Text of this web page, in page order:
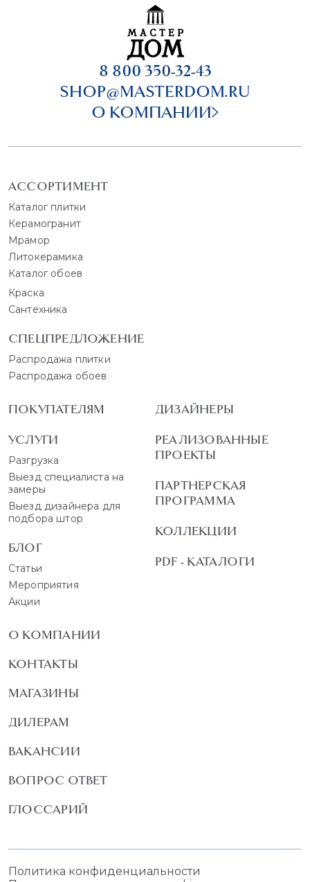
8 800 350-32-43
SHOP@MASTERDOM.RU
О КОМПАНИИ
АССОРТИМЕНТ
Каталог плитки
Керамогранит
Мрамор
Литокерамика
Каталог обоев
Краска
Сантехника
СПЕЦПРЕДЛОЖЕНИЕ
Распродажа плитки
Распродажа обоев
ПОКУПАТЕЛЯМ
УСЛУГИ
Разгрузка
Выезд специалиста на
замеры
Выезд дизайнера для
подбора штор
БЛОГ
Статьи
Мероприятия
Акции
ДИЗАЙНЕРЫ
РЕАЛИЗОВАННЫЕ
ПРОЕКТЫ
ПАРТНЕРСКАЯ
ПРОГРАММА
КОЛЛЕКЦИИ
PDF - КАТАЛОГИ
О КОМПАНИИ
КОНТАКТЫ
МАГАЗИНЫ
ДИЛЕРАМ
ВАКАНСИИ
ВОПРОС ОТВЕТ
ГЛОССАРИЙ
Политика конфиденциальности